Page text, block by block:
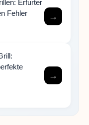
Erfurter
Fehler
→
→